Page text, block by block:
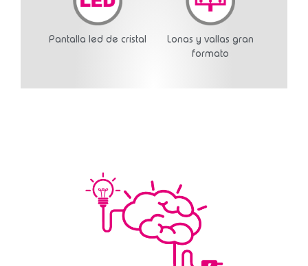
Pantalla led de cristal
Lonas y vallas gran
formato